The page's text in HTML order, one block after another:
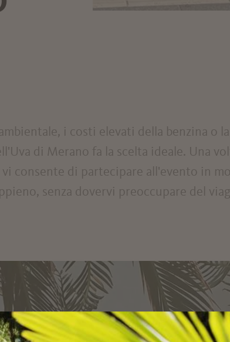
i costi elevati della benzina o
di Merano fa la scelta ideale. Una
consente di partecipare all'evento in
senza dovervi preoccupare del